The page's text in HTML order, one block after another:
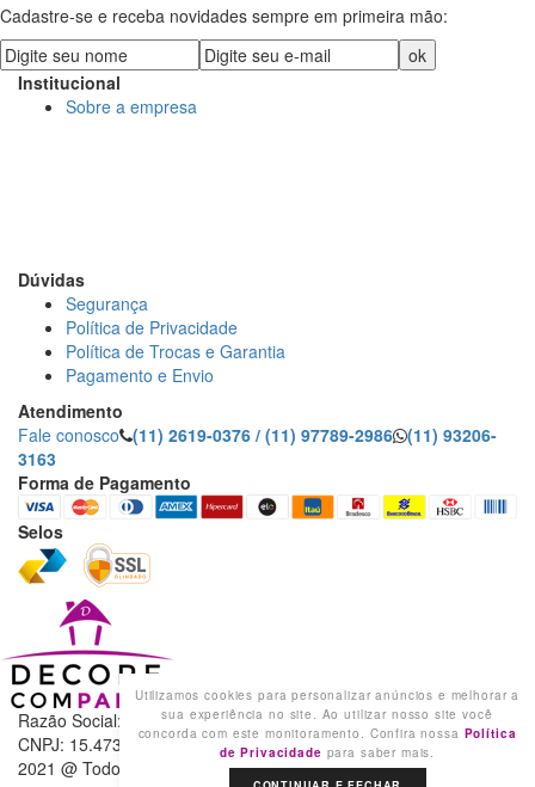
Cadastre-se e receba novidades sempre em primeira mão:
Institucional
Sobre a empresa
Dúvidas
Segurança
Política de Privacidade
Política de Trocas e Garantia
Pagamento e Envio
Atendimento
Fale conosco (11) 2619-0376 / (11) 97789-2986 (11) 93206-
3163
Forma de Pagamento
Selos
Razão Social: DECORE COM PAPEL LTDA
CNPJ: 15.473.249/0001-91
2021 @ Todos os direitos reservados.
Utilizamos cookies para personalizar anúncios e melhorar a
sua experiência no site. Ao utilizar nosso site você
concorda com este monitoramento. Confira nossa Política
de Privacidade para saber mais.